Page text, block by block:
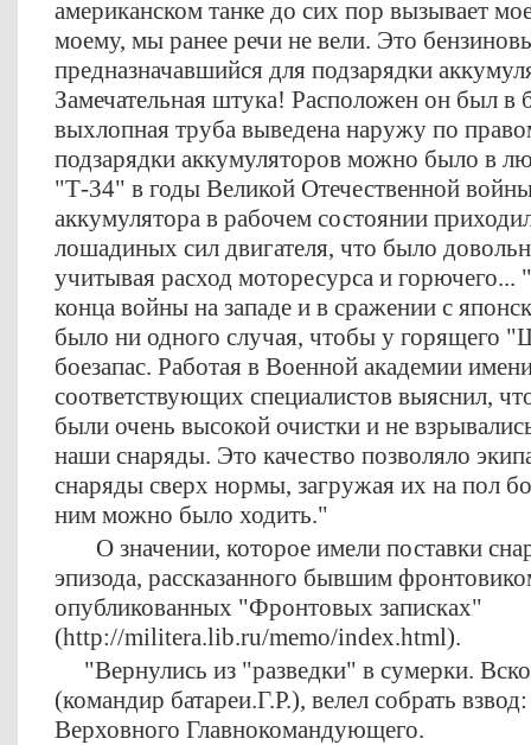
американском танке до сих пор вызывает
моему, мы ранее речи не вели. Это
предназначавшийся для подзарядки
Замечательная штука! Расположен он был в
выхлопная труба выведена наружу по
подзарядки аккумуляторов можно было в
"Т-34" в годы Великой Отечественной
аккумулятора в рабочем состоянии
лошадиных сил двигателя, что было
учитывая расход моторесурса и
конца войны на западе и в сражении с
было ни одного случая, чтобы у горящего
боезапас. Работая в Военной академии
соответствующих специалистов выяснил,
были очень высокой очистки и не
наши снаряды. Это качество позволяло
снаряды сверх нормы, загружая их на пол
ним можно было ходить."
О значении, которое имели поставки
эпизода, рассказанного бывшим
опубликованных "Фронтовых записках"
(http://militera.lib.ru/memo/index.html).
"Вернулись из "разведки" в сумерки.
(командир батареи.Г.Р.), велел собрать
Верховного Главнокомандующего.